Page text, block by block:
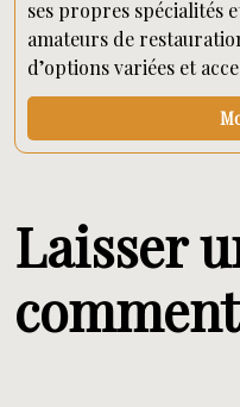
ses propres spécialités
amateurs de
d’options variées et
Laisser